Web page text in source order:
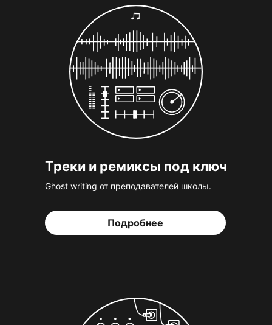
Треки и ремиксы под ключ
Ghost writing от преподавателей школы.
Подробнее